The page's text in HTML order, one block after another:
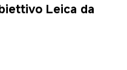
Leica da